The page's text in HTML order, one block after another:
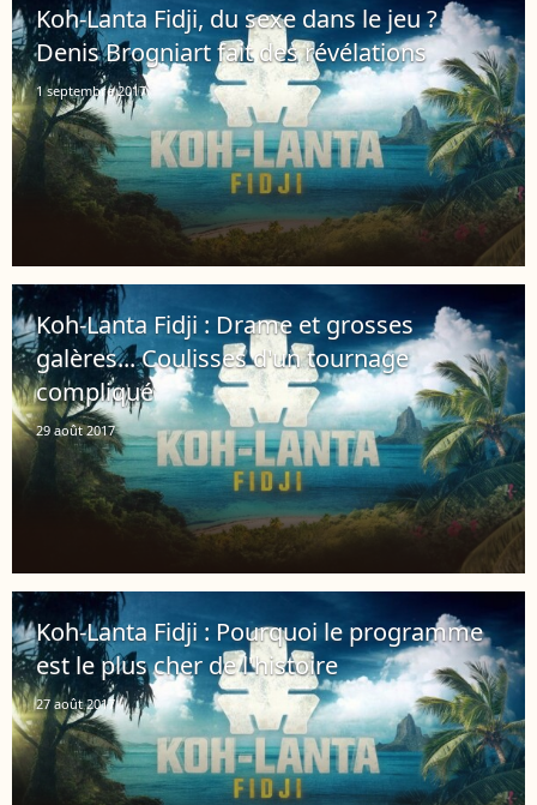
Koh-Lanta Fidji, du sexe dans le jeu ?
Denis Brogniart fait des révélations
1 septembre 2017
Koh-Lanta Fidji : Drame et grosses
galères... Coulisses d'un tournage
compliqué
29 août 2017
Koh-Lanta Fidji : Pourquoi le programme
est le plus cher de l'histoire
27 août 2017